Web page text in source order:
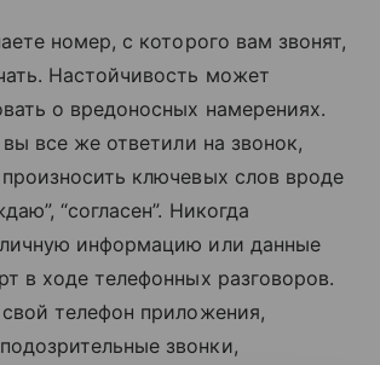
номер, с которого вам звонят,
Настойчивость может
о вредоносных намерениях.
все же ответили на звонок,
ключевых слов вроде
“согласен”. Никогда
информацию или данные
в ходе телефонных разговоров.
телефон приложения,
звонки,